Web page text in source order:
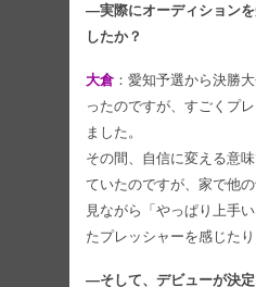
―実際にオーディション
したか？
大倉 ：愛知予選から決勝
ったのですが、すごくプ
ました。
その間、自信に変える意
ていたのですが、家で他
見ながら「やっぱり上手
たプレッシャーを感じたり
―そして、デビューが決